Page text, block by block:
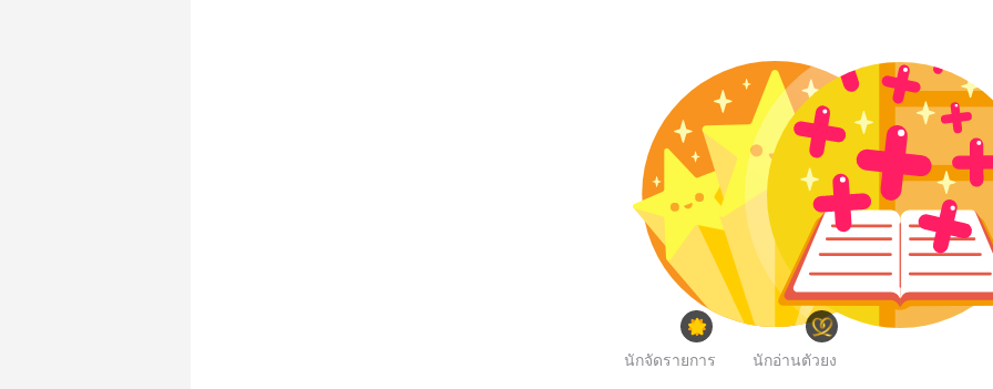
นักจัดรายการ นักอ่านตัวยง